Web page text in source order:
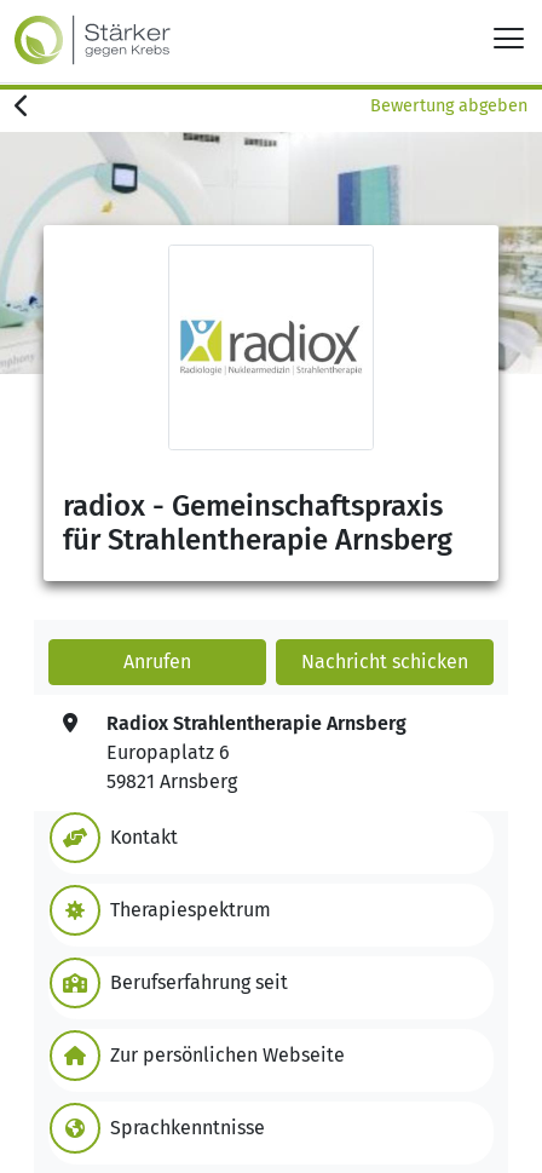
Bewertung abgeben
radiox - Gemeinschaftspraxis
für Strahlentherapie Arnsberg
Anrufen Nachricht schicken
Radiox Strahlentherapie Arnsberg
Europaplatz 6
59821 Arnsberg
Kontakt
Therapiespektrum
Berufserfahrung seit
Zur persönlichen Webseite
Sprachkenntnisse